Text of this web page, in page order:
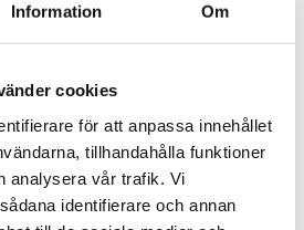
Information Om
cookies
för att anpassa innehållet
tillhandahålla funktioner
analysera vår trafik. Vi
identifierare och annan
krPrisintervall:
till
LÄS MER